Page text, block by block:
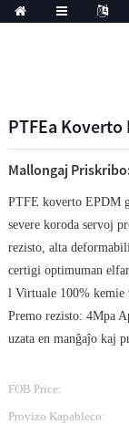
PTFEa Koverto
Mallongaj
PTFE koverto EPDM
severe koroda servoj
rezisto, alta
certigi optimuman
l Virtuale 100%
Premo rezisto: 4Mpa
uzata en manĝaĵo kaj
FOB Price:
Provizo Kapableco: